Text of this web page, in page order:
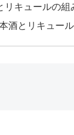
リキュールの
酒とリキュー